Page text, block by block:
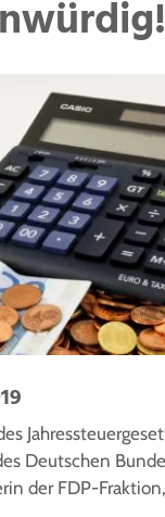
Deutschen
der FDP-Fraktion,